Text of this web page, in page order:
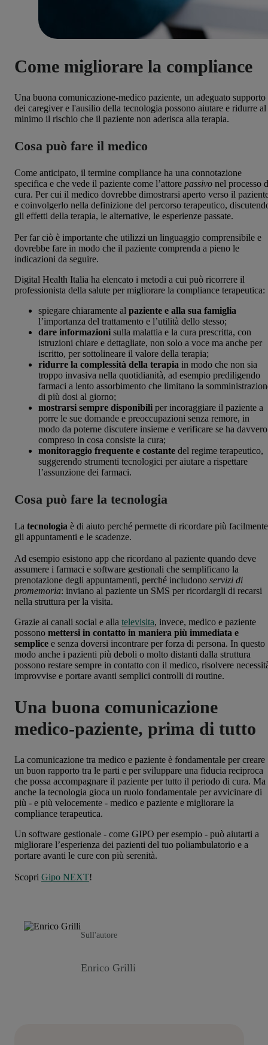
Come migliorare la compliance
Una buona comunicazione-medico paziente, un adeguato supporto
dei caregiver e l'ausilio della tecnologia possono aiutare e ridurre al
minimo il rischio che il paziente non aderisca alla terapia.
Cosa può fare il medico
Come anticipato, il termine compliance ha una connotazione
specifica e che vede il paziente come l’attore passivo nel processo
cura. Per cui il medico dovrebbe dimostrarsi aperto verso il
e coinvolgerlo nella definizione del percorso terapeutico,
gli effetti della terapia, le alternative, le esperienze passate.
Per far ciò è importante che utilizzi un linguaggio comprensibile e
dovrebbe fare in modo che il paziente comprenda a pieno le
indicazioni da seguire.
Digital Health Italia ha elencato i metodi a cui può ricorrere il
professionista della salute per migliorare la compliance terapeutica:
spiegare chiaramente al paziente e alla sua famiglia
l’importanza del trattamento e l’utilità dello stesso;
dare informazioni sulla malattia e la cura prescritta, con
istruzioni chiare e dettagliate, non solo a voce ma anche per
iscritto, per sottolineare il valore della terapia;
ridurre la complessità della terapia in modo che non sia
troppo invasiva nella quotidianità, ad esempio prediligendo
farmaci a lento assorbimento che limitano la
di più dosi al giorno;
mostrarsi sempre disponibili per incoraggiare il paziente a
porre le sue domande e preoccupazioni senza remore, in
modo da poterne discutere insieme e verificare se ha davvero
compreso in cosa consiste la cura;
monitoraggio frequente e costante del regime terapeutico,
suggerendo strumenti tecnologici per aiutare a rispettare
l’assunzione dei farmaci.
Cosa può fare la tecnologia
La tecnologia è di aiuto perché permette di ricordare più facilmente
gli appuntamenti e le scadenze.
Ad esempio esistono app che ricordano al paziente quando deve
assumere i farmaci e software gestionali che semplificano la
prenotazione degli appuntamenti, perché includono servizi di
promemoria: inviano al paziente un SMS per ricordargli di recarsi
nella struttura per la visita.
Grazie ai canali social e alla televisita, invece, medico e paziente
possono mettersi in contatto in maniera più immediata e
semplice e senza doversi incontrare per forza di persona. In questo
modo anche i pazienti più deboli o molto distanti dalla struttura
possono restare sempre in contatto con il medico, risolvere
improvvise e portare avanti semplici controlli di routine.
Una buona comunicazione
medico-paziente, prima di tutto
La comunicazione tra medico e paziente è fondamentale per creare
un buon rapporto tra le parti e per sviluppare una fiducia reciproca
che possa accompagnare il paziente per tutto il periodo di cura. Ma
anche la tecnologia gioca un ruolo fondamentale per avvicinare di
più - e più velocemente - medico e paziente e migliorare la
compliance terapeutica.
Un software gestionale - come GIPO per esempio - può aiutarti a
migliorare l’esperienza dei pazienti del tuo poliambulatorio e a
portare avanti le cure con più serenità.
Scopri Gipo NEXT!
Sull'autore
Enrico Grilli